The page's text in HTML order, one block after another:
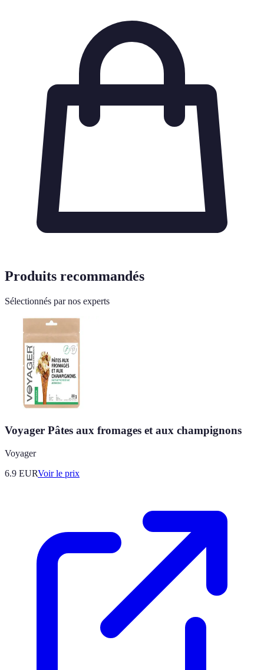
Produits recommandés
Sélectionnés par nos experts
Voyager Pâtes aux fromages et aux champignons
Voyager
6.9 EURVoir le prix